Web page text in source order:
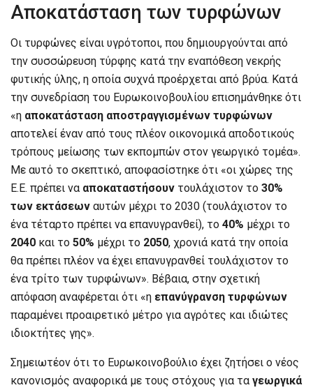
Αποκατάσταση των τυρφώνων
Οι τυρφώνες είναι υγρότοποι, που δημιουργούνται από
την συσσώρευση τύρφης κατά την εναπόθεση νεκρής
φυτικής ύλης, η οποία συχνά προέρχεται από βρύα. Κατά
την συνεδρίαση του Ευρωκοινοβουλίου επισημάνθηκε ότι
«η αποκατάσταση αποστραγγισμένων τυρφώνων
αποτελεί έναν από τους πλέον οικονομικά αποδοτικούς
τρόπους μείωσης των εκπομπών στον γεωργικό τομέα».
Με αυτό το σκεπτικό, αποφασίστηκε ότι «οι χώρες της
Ε.Ε. πρέπει να αποκαταστήσουν τουλάχιστον το 30%
των εκτάσεων αυτών μέχρι το 2030 (τουλάχιστον το
ένα τέταρτο πρέπει να επανυγρανθεί), το 40% μέχρι το
2040 και το 50% μέχρι το 2050, χρονιά κατά την οποία
θα πρέπει πλέον να έχει επανυγρανθεί τουλάχιστον το
ένα τρίτο των τυρφώνων». Βέβαια, στην σχετική
απόφαση αναφέρεται ότι «η επανύγρανση τυρφώνων
παραμένει προαιρετικό μέτρο για αγρότες και ιδιώτες
ιδιοκτήτες γης».
Σημειωτέον ότι το Ευρωκοινοβούλιο έχει ζητήσει ο νέος
κανονισμός αναφορικά με τους στόχους για τα γεωργικά